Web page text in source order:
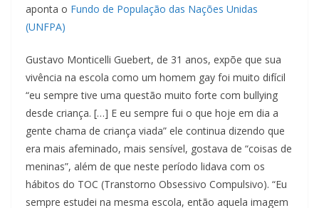
aponta o Fundo de População das Nações Unidas
(UNFPA)
Gustavo Monticelli Guebert, de 31 anos, expõe que sua
vivência na escola como um homem gay foi muito difícil
“eu sempre tive uma questão muito forte com bullying
desde criança. […] E eu sempre fui o que hoje em dia a
gente chama de criança viada” ele continua dizendo que
era mais afeminado, mais sensível, gostava de “coisas de
meninas”, além de que neste período lidava com os
hábitos do TOC (Transtorno Obsessivo Compulsivo). “Eu
sempre estudei na mesma escola, então aquela imagem